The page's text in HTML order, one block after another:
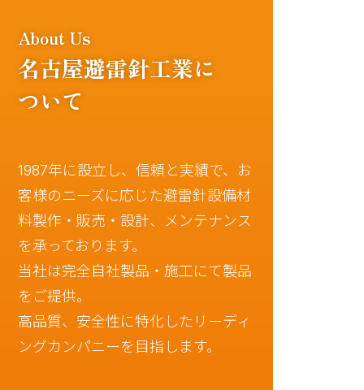
名古屋避雷針工業に
ついて
1987年に設立し、信頼と実績で、お
客様のニーズに応じた避雷針設備材
料製作・販売・設計、メンテナンス
を承っております。
当社は完全自社製品・施工にて製品
をご提供。
高品質、安全性に特化したリーディ
ングカンパニーを目指します。